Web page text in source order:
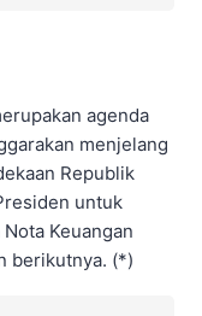
agenda
menjelang
Republik
untuk
Keuangan
berikutnya. (*)